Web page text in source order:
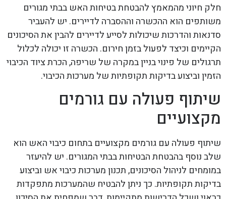
חלק חיוני מהמאמץ להבטחת בטיחות האש בבתי מגורים
משותפים הוא ההכשרה וההסברה לדיירים. יש להעביר
סדנאות והדרכות שיכולות לסייע לדיירים להבין את הסיכונים
הקיימים וכיצד לפעול בזמן חירום. הכשרה זו יכולה לכלול
תרגולים של פינוי בניין במקרה של שריפה, הכרת ציוד הכיבוי
הזמין וביצוע בדיקות תקופתיות של מערכות הכיבוי.
שיתוף פעולה עם גורמים
מקצועיים
שיתוף פעולה עם גורמים מקצועיים בתחום כיבוי האש הוא
שלב נוסף בהבטחת הבטיחות בבתי המגורים. יש להיעזר
במומחים לניהול הסיכונים, תכנון מערכות כיבוי אש וביצוע
בדיקות תקופתיות. כך ניתן להבטיח שהמערכות מתפקדות